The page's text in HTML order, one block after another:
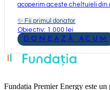
acoperim aceste cheltuieli din
✨ Fii primul donator
Obiectiv: 1.000 lei
DONEAZĂ ACUM
Fundația Premier Energy este